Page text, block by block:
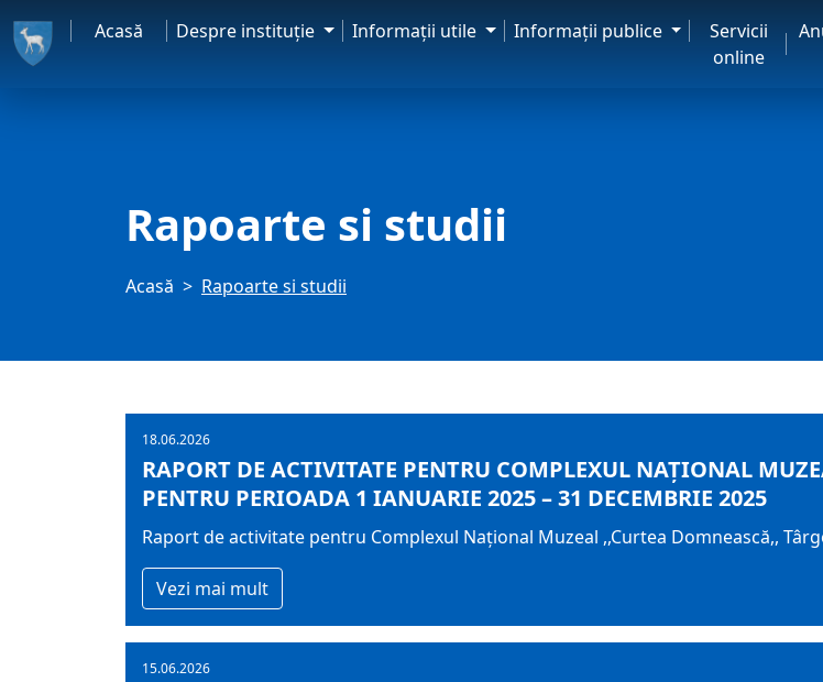
Acasă Despre instituţie Informaţii utile Informaţii publice
Servicii
online
Rapoarte si studii
Acasă Rapoarte si studii
18.06.2026
RAPORT DE ACTIVITATE PENTRU COMPLEXUL NAȚIONAL
PENTRU PERIOADA 1 IANUARIE 2025 – 31 DECEMBRIE 2025
Raport de activitate pentru Complexul Național Muzeal ,,Curtea Domnească,,
Vezi mai mult
15.06.2026